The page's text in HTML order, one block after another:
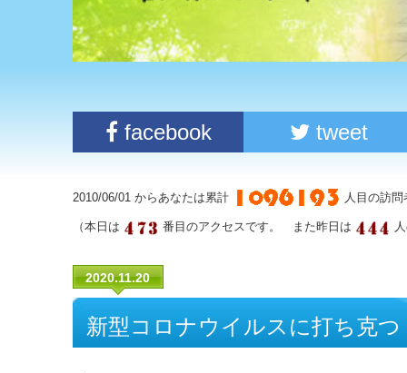
facebook tweet
2010/06/01 からあなたは累計 人目の訪
（本日は 番目のアクセスです。 また昨日は
2020.11.20
新型コロナウイルスに打ち克